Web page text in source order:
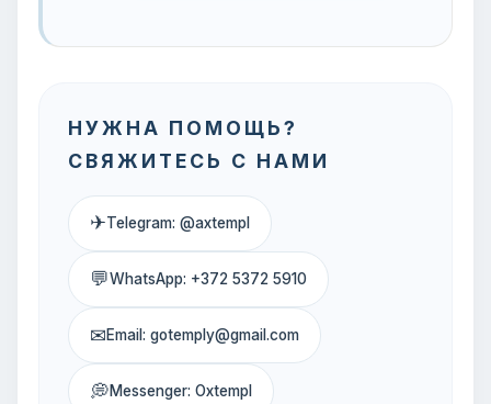
НУЖНА ПОМОЩЬ?
СВЯЖИТЕСЬ С НАМИ
✈Telegram: @axtempl
💬WhatsApp: +372 5372 5910
✉Email: gotemply@gmail.com
💭Messenger: Oxtempl